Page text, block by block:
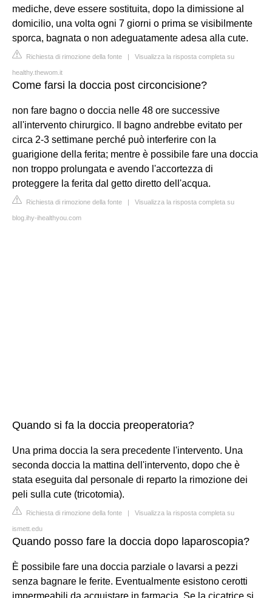
mediche, deve essere sostituita, dopo la dimissione al
domicilio, una volta ogni 7 giorni o prima se visibilmente
sporca, bagnata o non adeguatamente adesa alla cute.
Richiesta di rimozione della fonte | Visualizza la risposta completa su
healthy.thewom.it
Come farsi la doccia post circoncisione?
non fare bagno o doccia nelle 48 ore successive
all'intervento chirurgico. Il bagno andrebbe evitato per
circa 2-3 settimane perché può interferire con la
guarigione della ferita; mentre è possibile fare una doccia
non troppo prolungata e avendo l'accortezza di
proteggere la ferita dal getto diretto dell'acqua.
Richiesta di rimozione della fonte | Visualizza la risposta completa su
blog.ihy-ihealthyou.com
Quando si fa la doccia preoperatoria?
Una prima doccia la sera precedente l'intervento. Una
seconda doccia la mattina dell'intervento, dopo che è
stata eseguita dal personale di reparto la rimozione dei
peli sulla cute (tricotomia).
Richiesta di rimozione della fonte | Visualizza la risposta completa su
ismett.edu
Quando posso fare la doccia dopo laparoscopia?
È possibile fare una doccia parziale o lavarsi a pezzi
senza bagnare le ferite. Eventualmente esistono cerotti
impermeabili da acquistare in farmacia. Se la cicatrice si